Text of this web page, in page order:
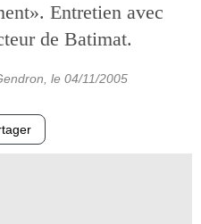
Entretien avec
de Batimat.
, le 04/11/2005